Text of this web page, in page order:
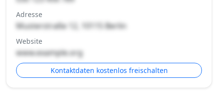
Adresse
Musterstraße 12, 10115 Berlin
Website
www.example.org
Kontaktdaten kostenlos freischalten